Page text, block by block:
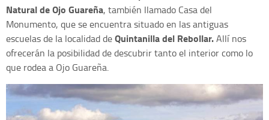
Natural de Ojo Guareña, también llamado Casa del
Monumento, que se encuentra situado en las antiguas
escuelas de la localidad deQuintanilla del Rebollar.Allí nos
ofrecerán la posibilidad de descubrir tanto el interior como lo
que rodea a Ojo Guareña.